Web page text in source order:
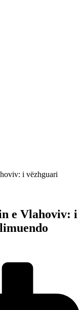
i vëzhguari
e Vlahoviv: i